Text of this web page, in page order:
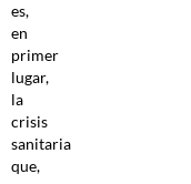
es,
en
primer
lugar,
la
crisis
sanitaria
que,